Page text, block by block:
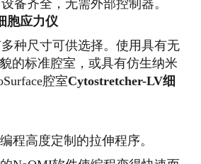
备齐全，无需外部控制器。
胞应力仪
种尺寸可供选择。使用具有无
的标准腔室，或具有仿生纳米
腔室Cytostretcher-LV细
程高度定制的拉伸程序。